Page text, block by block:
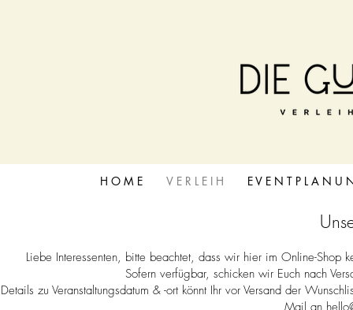
Liebe Interessenten, bitte beachtet, dass wir hier im Online-Shop
Sofern verfügbar, schicken wir Euch nach
Details zu Veranstaltungsdatum & -ort könnt Ihr vor Versand der
Mail an
H O M E V E R L E I H E V E N T P L A N U